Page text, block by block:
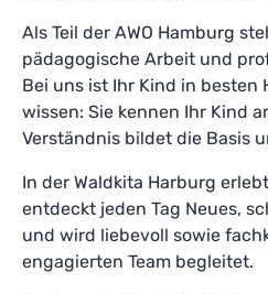
Als Teil der AWO Hamburg
pädagogische Arbeit und
Bei uns ist Ihr Kind in besten
wissen: Sie kennen Ihr Kind
Verständnis bildet die Basis
In der Waldkita Harburg
entdeckt jeden Tag Neues,
und wird liebevoll sowie
engagierten Team begleitet.